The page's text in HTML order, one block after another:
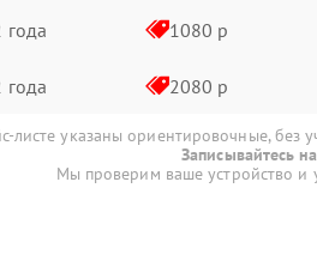
года 1080 р
года 2080 р
листе указаны ориентировочные, без
Записывайтесь
Мы проверим ваше устройство и